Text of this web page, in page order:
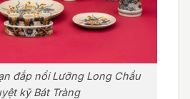
đắp nổi Lưỡng Long Chầu
kỹ Bát Tràng